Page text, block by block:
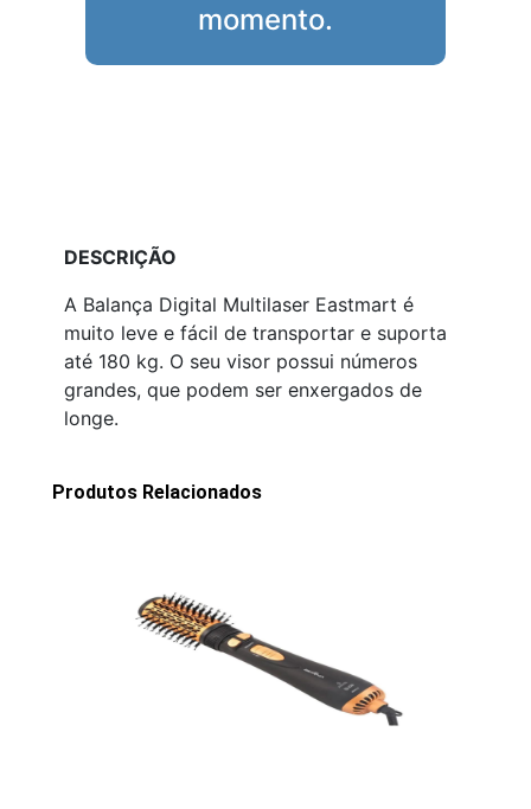
momento.
DESCRIÇÃO
A Balança Digital Multilaser Eastmart é
muito leve e fácil de transportar e suporta
até 180 kg. O seu visor possui números
grandes, que podem ser enxergados de
longe.
Produtos Relacionados